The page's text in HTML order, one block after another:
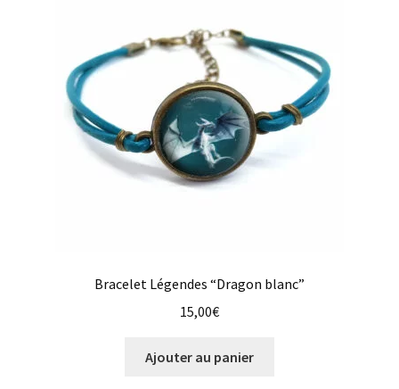
Bracelet Légendes “Dragon blanc”
15,00€
Ajouter au panier